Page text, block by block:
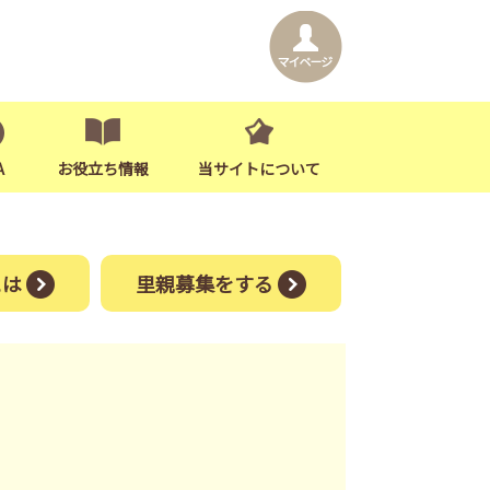
お役立ち情報 当サイトについて
里親募集をする